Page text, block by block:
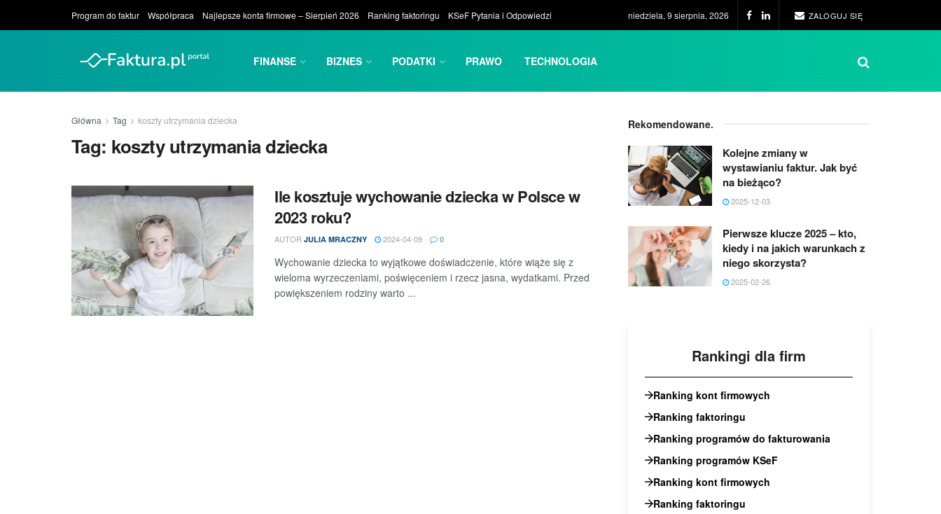
Program do faktur Współpraca Najlepsze konta firmowe – Sierpień 2026 Ranking faktoringu KSeF Pytania i Odpowiedzi niedziela, 9 sierpnia, 2026 ZALOGUJ SIĘ
FINANSE BIZNES PODATKI PRAWO TECHNOLOGIA
Główna Tag koszty utrzymania dziecka
Tag: koszty utrzymania dziecka
Ile kosztuje wychowanie dziecka w Polsce w
2023 roku?
AUTOR JULIA MRACZNY 2024-04-09 0
Wychowanie dziecka to wyjątkowe doświadczenie, które wiąże się z
wieloma wyrzeczeniami, poświęceniem i rzecz jasna, wydatkami. Przed
powiększeniem rodziny warto ...
Rekomendowane.
Kolejne zmiany w
wystawianiu faktur. Jak być
na bieżąco?
2025-12-03
Pierwsze klucze 2025 – kto,
kiedy i na jakich warunkach z
niego skorzysta?
2025-02-26
Rankingi dla firm
Ranking kont firmowych
Ranking faktoringu
Ranking programów do fakturowania
Ranking programów KSeF
Ranking kont firmowych
Ranking faktoringu